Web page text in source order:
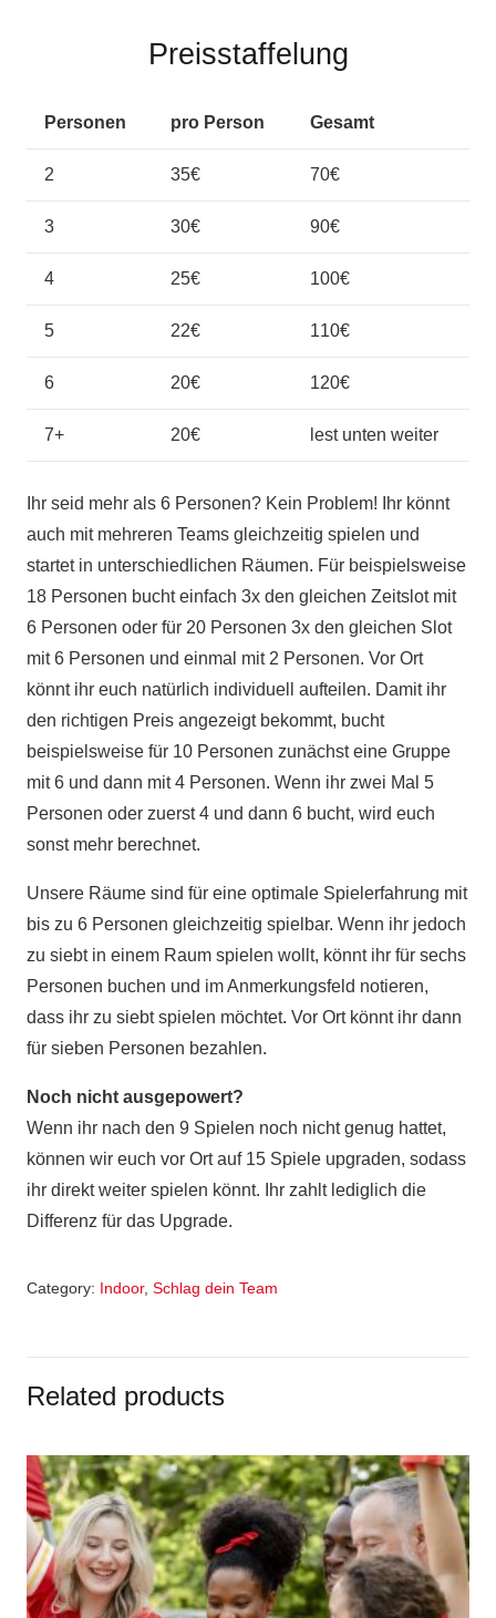
Preisstaffelung
Personen pro Person Gesamt
2 35€ 70€
3 30€ 90€
4 25€ 100€
5 22€ 110€
6 20€ 120€
7+ 20€ lest unten weiter
Ihr seid mehr als 6 Personen? Kein Problem! Ihr könnt
auch mit mehreren Teams gleichzeitig spielen und
startet in unterschiedlichen Räumen. Für beispielsweise
18 Personen bucht einfach 3x den gleichen Zeitslot mit
6 Personen oder für 20 Personen 3x den gleichen Slot
mit 6 Personen und einmal mit 2 Personen. Vor Ort
könnt ihr euch natürlich individuell aufteilen. Damit ihr
den richtigen Preis angezeigt bekommt, bucht
beispielsweise für 10 Personen zunächst eine Gruppe
mit 6 und dann mit 4 Personen. Wenn ihr zwei Mal 5
Personen oder zuerst 4 und dann 6 bucht, wird euch
sonst mehr berechnet.
Unsere Räume sind für eine optimale Spielerfahrung mit
bis zu 6 Personen gleichzeitig spielbar. Wenn ihr jedoch
zu siebt in einem Raum spielen wollt, könnt ihr für sechs
Personen buchen und im Anmerkungsfeld notieren,
dass ihr zu siebt spielen möchtet. Vor Ort könnt ihr dann
für sieben Personen bezahlen.
Noch nicht ausgepowert?
Wenn ihr nach den 9 Spielen noch nicht genug hattet,
können wir euch vor Ort auf 15 Spiele upgraden, sodass
ihr direkt weiter spielen könnt. Ihr zahlt lediglich die
Differenz für das Upgrade.
Category: Indoor, Schlag dein Team
Related products